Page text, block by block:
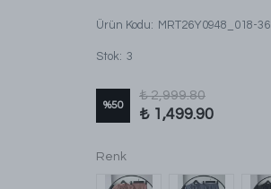
Ürün Kodu: MRT26Y0948_018-36
Stok: 3
%50
₺ 2,999.80
₺ 1,499.90
Renk